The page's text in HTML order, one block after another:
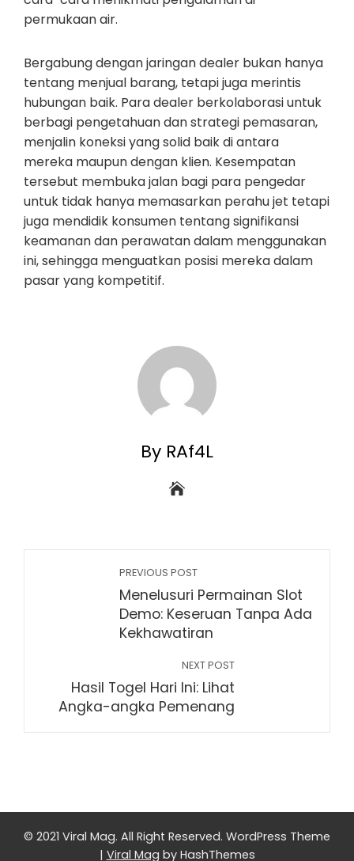
permukaan air.
Bergabung dengan jaringan dealer bukan hanya
tentang menjual barang, tetapi juga merintis
hubungan baik. Para dealer berkolaborasi untuk
berbagi pengetahuan dan strategi pemasaran,
menjalin koneksi yang solid baik di antara
mereka maupun dengan klien. Kesempatan
tersebut membuka jalan bagi para pengedar
untuk tidak hanya memasarkan perahu jet tetapi
juga mendidik konsumen tentang signifikansi
keamanan dan perawatan dalam menggunakan
ini, sehingga menguatkan posisi mereka dalam
pasar yang kompetitif.
By RAf4L
PREVIOUS POST
Menelusuri Permainan Slot
Demo: Keseruan Tanpa Ada
Kekhawatiran
NEXT POST
Hasil Togel Hari Ini: Lihat
Angka-angka Pemenang
© 2021 Viral Mag. All Right Reserved. WordPress Theme
| Viral Mag by HashThemes